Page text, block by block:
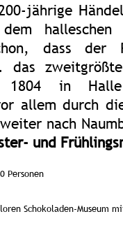
jährige
halleschen
dass der
das
1804 in
allem durch
nach
und
Personen
Schokoladen-Museum